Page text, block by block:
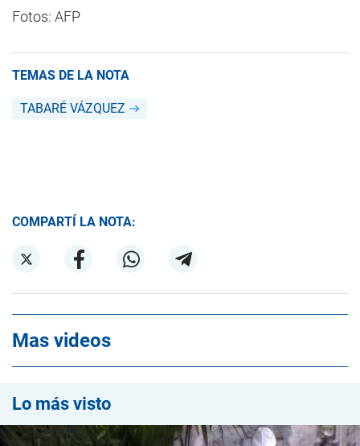
Fotos: AFP
TEMAS DE LA NOTA
TABARÉ VÁZQUEZ
COMPARTÍ LA NOTA:
Mas videos
Lo más visto